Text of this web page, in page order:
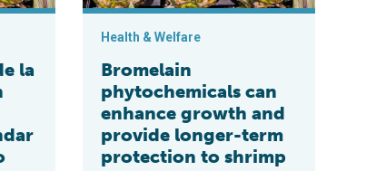
la
Health & Welfare
Bromelain
phytochemicals can
enhance growth and
provide longer-term
protection to shrimp